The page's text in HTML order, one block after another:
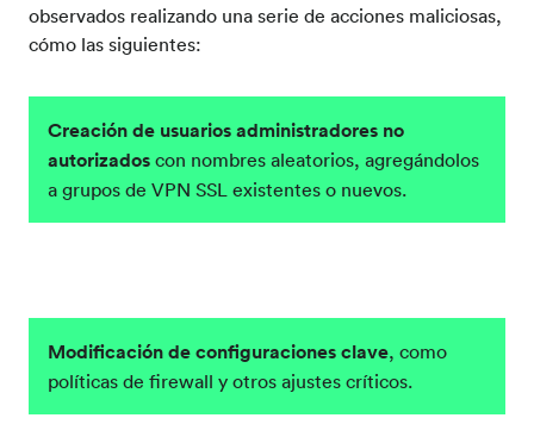
observados realizando una serie de acciones maliciosas,
cómo las siguientes:
Creación de usuarios administradores no
autorizados con nombres aleatorios, agregándolos
a grupos de VPN SSL existentes o nuevos.
Modificación de configuraciones clave, como
políticas de firewall y otros ajustes críticos.